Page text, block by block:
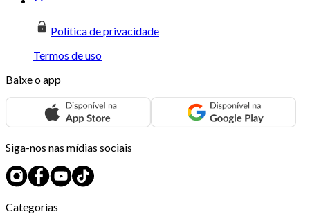
Política de privacidade
Termos de uso
Baixe o app
Siga-nos nas mídias sociais
Categorias